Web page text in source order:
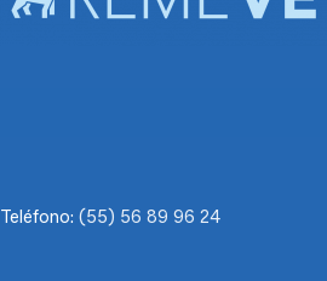
Teléfono: (55) 56 89 96 24